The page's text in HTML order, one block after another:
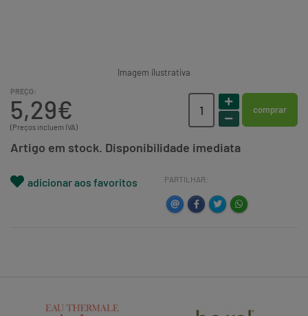
Imagem ilustrativa
PREÇO:
5,29€
(Preços incluem IVA)
comprar
Artigo em stock. Disponibilidade imediata
adicionar aos favoritos PARTILHAR: